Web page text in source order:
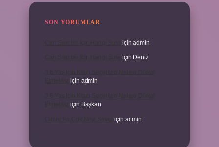
SON YORUMLAR
için admin
için Deniz
için admin
için Başkan
Cinler En Çok Neyi Sever için admin